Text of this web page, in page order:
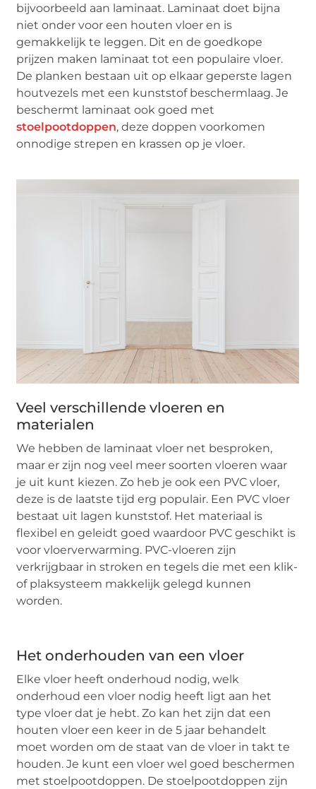
bijvoorbeeld aan laminaat. Laminaat doet bijna
niet onder voor een houten vloer en is
gemakkelijk te leggen. Dit en de goedkope
prijzen maken laminaat tot een populaire vloer.
De planken bestaan uit op elkaar geperste lagen
houtvezels met een kunststof beschermlaag. Je
beschermt laminaat ook goed met
stoelpootdoppen, deze doppen voorkomen
onnodige strepen en krassen op je vloer.
Veel verschillende vloeren en
materialen
We hebben de laminaat vloer net besproken,
maar er zijn nog veel meer soorten vloeren waar
je uit kunt kiezen. Zo heb je ook een PVC vloer,
deze is de laatste tijd erg populair. Een PVC vloer
bestaat uit lagen kunststof. Het materiaal is
flexibel en geleidt goed waardoor PVC geschikt is
voor vloerverwarming. PVC-vloeren zijn
verkrijgbaar in stroken en tegels die met een klik-
of plaksysteem makkelijk gelegd kunnen
worden.
Het onderhouden van een vloer
Elke vloer heeft onderhoud nodig, welk
onderhoud een vloer nodig heeft ligt aan het
type vloer dat je hebt. Zo kan het zijn dat een
houten vloer een keer in de 5 jaar behandelt
moet worden om de staat van de vloer in takt te
houden. Je kunt een vloer wel goed beschermen
met stoelpootdoppen. De stoelpootdoppen zijn